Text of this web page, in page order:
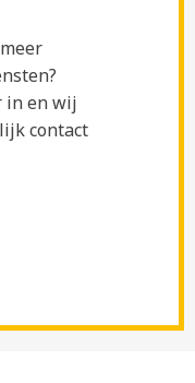
in en wij
contact